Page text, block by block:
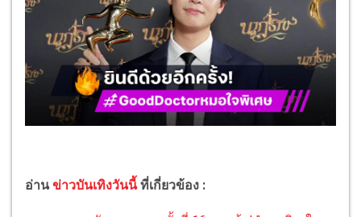
อ่านข่าวบันเทิงวันนี้ ที่เกี่ยวข้อง :